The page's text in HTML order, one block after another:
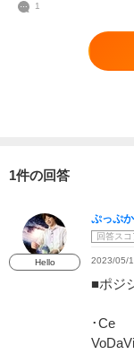
1
1件の回答
Hello
ぷっぷ
回答スコ
2023/05/
■ポジ
･Ce